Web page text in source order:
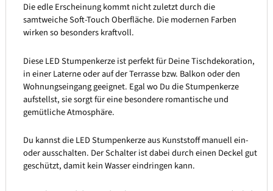
Die edle Erscheinung kommt nicht zuletzt durch die
samtweiche Soft-Touch Oberfläche. Die modernen Farben
wirken so besonders kraftvoll.
Diese LED Stumpenkerze ist perfekt für Deine Tischdekoration,
in einer Laterne oder auf der Terrasse bzw. Balkon oder den
Wohnungseingang geeignet. Egal wo Du die Stumpenkerze
aufstellst, sie sorgt für eine besondere romantische und
gemütliche Atmosphäre.
Du kannst die LED Stumpenkerze aus Kunststoff manuell ein-
oder ausschalten. Der Schalter ist dabei durch einen Deckel gut
geschützt, damit kein Wasser eindringen kann.